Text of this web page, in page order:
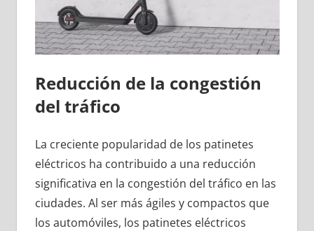
Reducción de la congestión
del tráfico
La creciente popularidad de los patinetes
eléctricos ha contribuido a una reducción
significativa en la congestión del tráfico en las
ciudades. Al ser más ágiles y compactos que
los automóviles, los patinetes eléctricos